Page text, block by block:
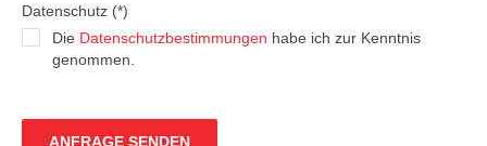
Datenschutz (*)
Die Datenschutzbestimmungen habe ich zur Kenntnis
genommen.